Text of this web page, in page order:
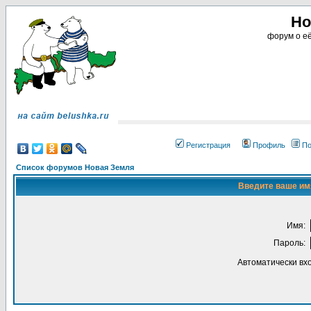
форум о
Регистрация Профиль
Список форумов Новая Земля
Введите ваше
Имя:
Пароль:
Автоматически